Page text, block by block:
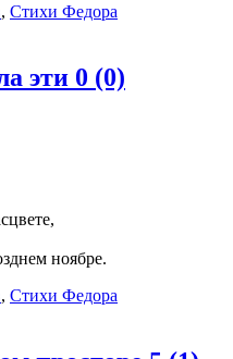
, Стихи Федора
эти 0 (0)
ноябре.
, Стихи Федора